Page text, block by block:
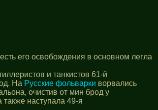
его освобождения в основном легла
и танкистов 61-й
На Русские фольварки ворвались
очистив от мин брод у
наступала 49-я